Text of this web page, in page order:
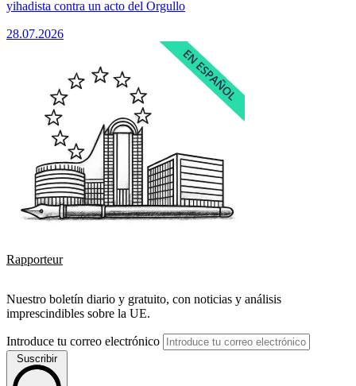
yihadista contra un acto del Orgullo
28.07.2026
Rapporteur
Nuestro boletín diario y gratuito, con noticias y análisis
imprescindibles sobre la UE.
Introduce tu correo electrónico
Suscribir